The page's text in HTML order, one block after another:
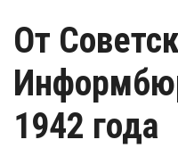
От
1942 года